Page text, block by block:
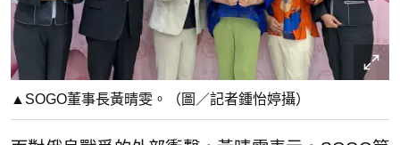
▲SOGO董事長黃晴雯。（圖／記者鍾怡婷攝）